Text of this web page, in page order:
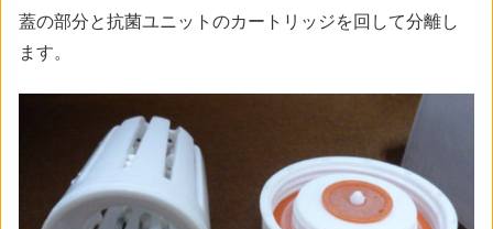
蓋の部分と抗菌ユニットのカートリッジを回して分離し
ます。